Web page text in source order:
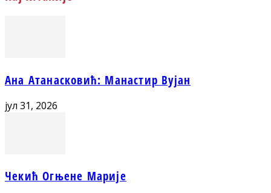
Ана Атанасковић: Манастир Вујан
јул 31, 2026
Чекић Огњене Марије